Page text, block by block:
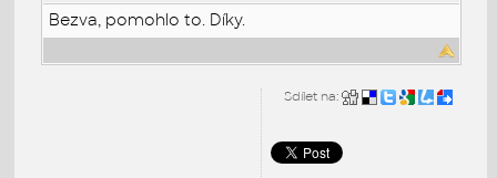
Bezva, pomohlo to. Díky.
Sdílet na: